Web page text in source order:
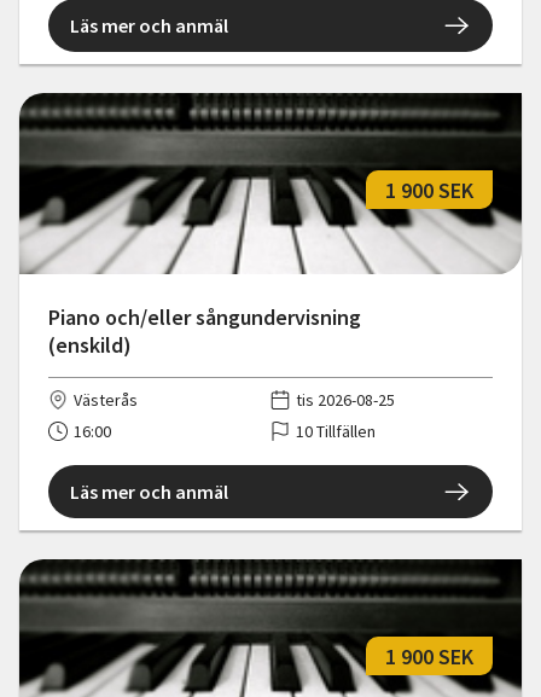
Läs mer och anmäl
Piano och/eller sångundervisning
(enskild)
1 900 SEK
Västerås
tis 2026-08-25
16:00
10 Tillfällen
Läs mer och anmäl
1 900 SEK